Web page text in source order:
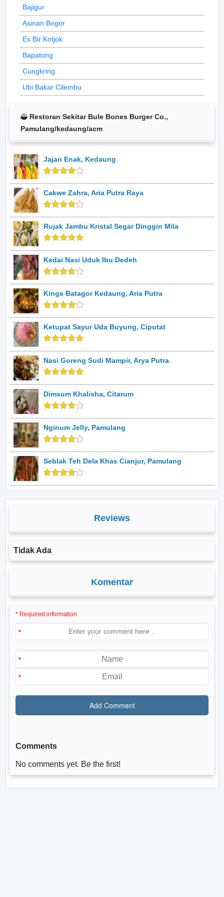
Bajigur
Asinan Bogor
Es Bir Kotjok
Bapatong
Cungkring
Ubi Bakar Cilembu
Restoran Sekitar Bule Bones Burger Co.,
Pamulang/kedaung/acm
Jajan Enak, Kedaung
Cakwe Zahra, Aria Putra Raya
Rujak Jambu Kristal Segar Dinggin Mila
Kedai Nasi Uduk Ibu Dedeh
Kings Batagor Kedaung, Aria Putra
Ketupat Sayur Uda Buyung, Ciputat
Nasi Goreng Sudi Mampir, Arya Putra
Dimsum Khalisha, Citarum
Nginum Jelly, Pamulang
Seblak Teh Dela Khas Cianjur, Pamulang
Reviews
Tidak Ada
Komentar
* Required information
Comments
No comments yet. Be the first!